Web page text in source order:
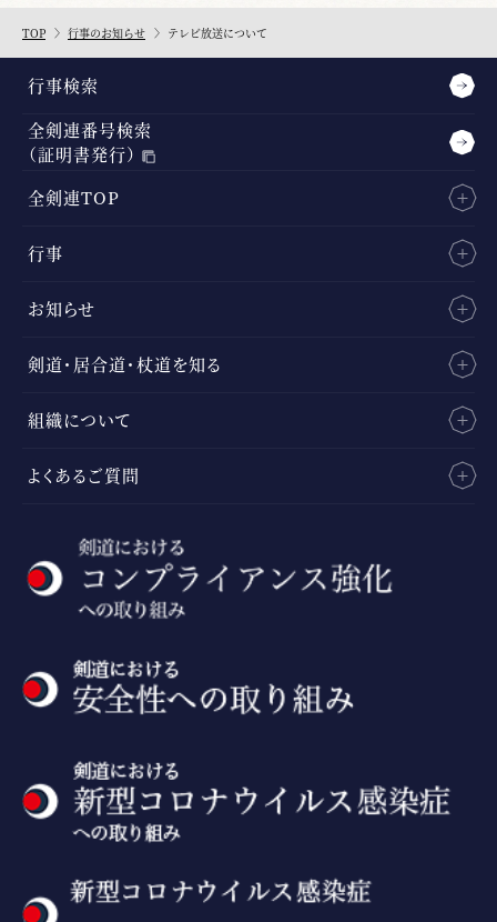
TOP 行事のお知らせ テレビ放送について
行事検索
全剣連番号検索
（証明書発行）
全剣連TOP
行事
お知らせ
剣道・居合道・杖道を知る
組織について
よくあるご質問